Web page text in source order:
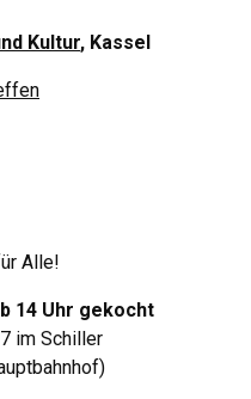
Kultur, Kassel
Alle!
14 Uhr gekocht
im Schiller